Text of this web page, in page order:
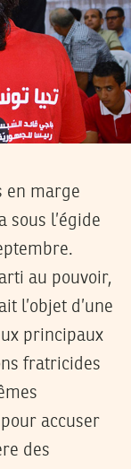
en marge
sous l’égide
au pouvoir,
l’objet d’une
principaux
fratricides
pour accuser
des